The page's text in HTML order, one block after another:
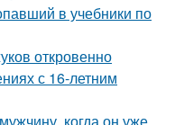
в учебники по
откровенно
с 16-летним
когда он уже